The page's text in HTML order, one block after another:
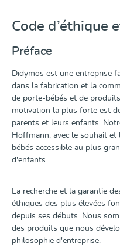
Code d’éthique
Préface
Didymos est une entreprise
dans la fabrication et la
de porte-bébés et de
motivation la plus forte est
parents et leurs enfants.
Hoffmann, avec le souhait
bébés accessible au plus
d'enfants.
La recherche et la garantie
éthiques des plus élevées
depuis ses débuts. Nous
des produits que nous
philosophie d'entreprise.